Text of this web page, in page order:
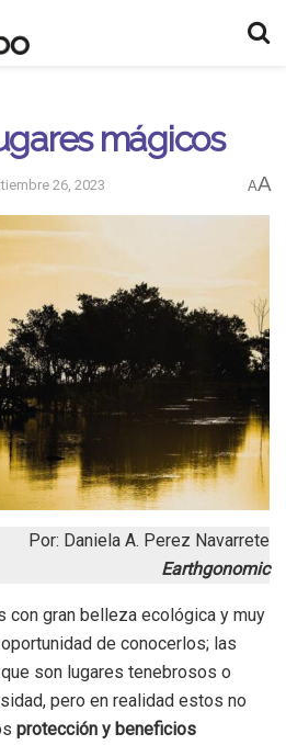
mágicos
26, 2023 AA
Por: Daniela A. Perez Navarrete
Earthgonomic
con gran belleza ecológica y muy
de conocerlos; las
son lugares tenebrosos o
pero en realidad estos no
protección y beneficios